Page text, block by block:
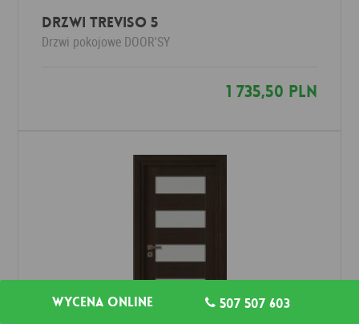
Wycena online 507 507 603
Drzwi Treviso 5
Drzwi pokojowe DOOR'SY
1 735,50 PLN